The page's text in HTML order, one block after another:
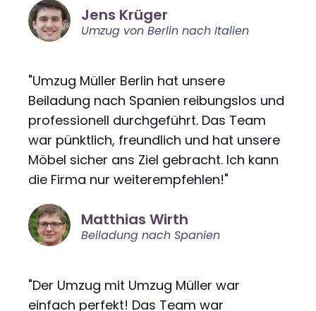
Jens Krüger
Umzug von Berlin nach Italien
"Umzug Müller Berlin hat unsere
Beiladung nach Spanien reibungslos und
professionell durchgeführt. Das Team
war pünktlich, freundlich und hat unsere
Möbel sicher ans Ziel gebracht. Ich kann
die Firma nur weiterempfehlen!"
Matthias Wirth
Beiladung nach Spanien
"Der Umzug mit Umzug Müller war
einfach perfekt! Das Team war